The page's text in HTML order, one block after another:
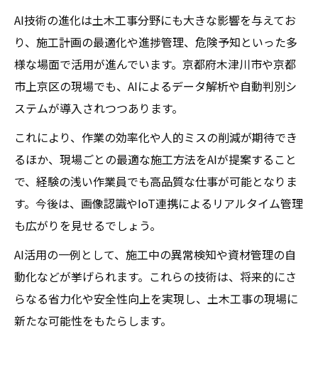
AI技術の進化は土木工事分野にも大きな影響を与えてお
り、施工計画の最適化や進捗管理、危険予知といった多
様な場面で活用が進んでいます。京都府木津川市や京都
市上京区の現場でも、AIによるデータ解析や自動判別シ
ステムが導入されつつあります。
これにより、作業の効率化や人的ミスの削減が期待でき
るほか、現場ごとの最適な施工方法をAIが提案すること
で、経験の浅い作業員でも高品質な仕事が可能となりま
す。今後は、画像認識やIoT連携によるリアルタイム管理
も広がりを見せるでしょう。
AI活用の一例として、施工中の異常検知や資材管理の自
動化などが挙げられます。これらの技術は、将来的にさ
らなる省力化や安全性向上を実現し、土木工事の現場に
新たな可能性をもたらします。